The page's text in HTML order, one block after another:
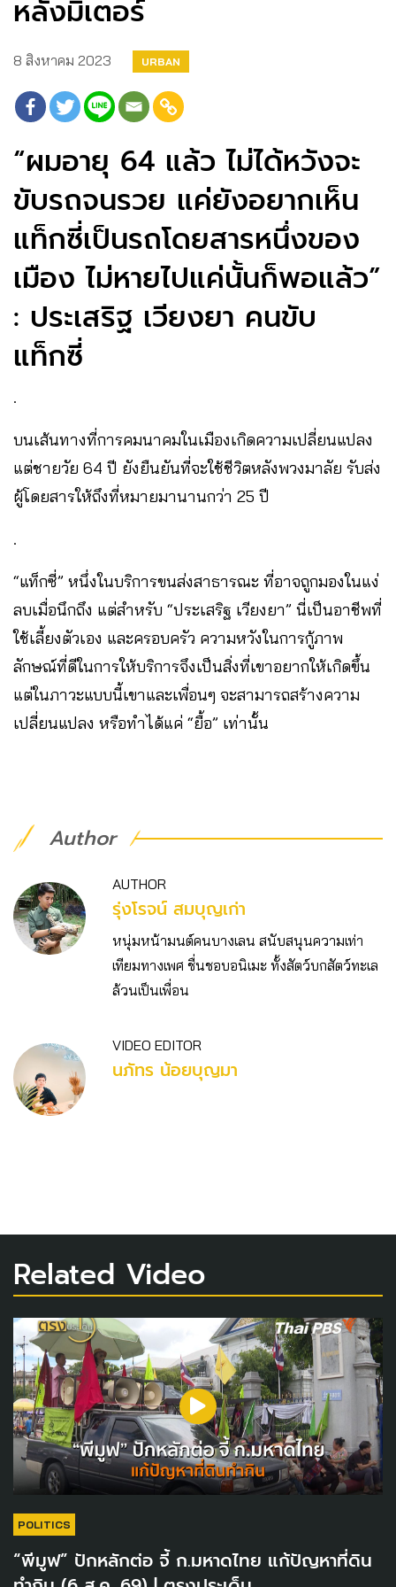
หลังมิเตอร์
8 สิงหาคม 2023 URBAN
“ผมอายุ 64 แล้ว ไม่ได้หวังจะ
ขับรถจนรวย แค่ยังอยากเห็น
แท็กซี่เป็นรถโดยสารหนึ่งของ
เมือง ไม่หายไปแค่นั้นก็พอแล้ว”
: ประเสริฐ เวียงยา คนขับ
แท็กซี่
.
บนเส้นทางที่การคมนาคมในเมืองเกิดความเปลี่ยนแปลง
แต่ชายวัย 64 ปี ยังยืนยันที่จะใช้ชีวิตหลังพวงมาลัย รับส่ง
ผู้โดยสารให้ถึงที่หมายมานานกว่า 25 ปี
.
“แท็กซี่” หนึ่งในบริการขนส่งสาธารณะ ที่อาจถูกมองในแง่
ลบเมื่อนึกถึง แต่สำหรับ “ประเสริฐ เวียงยา” นี่เป็นอาชีพที่
ใช้เลี้ยงตัวเอง และครอบครัว ความหวังในการกู้ภาพ
ลักษณ์ที่ดีในการให้บริการจึงเป็นสิ่งที่เขาอยากให้เกิดขึ้น
แต่ในภาวะแบบนี้เขาและเพื่อนๆ จะสามารถสร้างความ
เปลี่ยนแปลง หรือทำได้แค่ “ยื้อ” เท่านั้น
Author
AUTHOR
รุ่งโรจน์ สมบุญเก่า
หนุ่มหน้ามนต์คนบางเลน สนับสนุนความเท่า
เทียมทางเพศ ชื่นชอบอนิเมะ ทั้งสัตว์บกสัตว์ทะเล
ล้วนเป็นเพื่อน
VIDEO EDITOR
นภัทร น้อยบุญมา
Related Video
POLITICS
“พีมูฟ” ปักหลักต่อ จี้ ก.มหาดไทย แก้ปัญหาที่ดิน